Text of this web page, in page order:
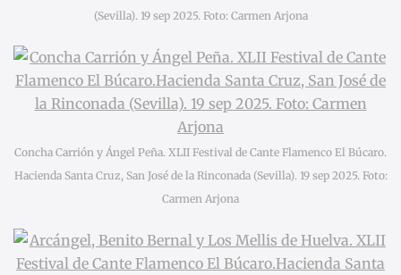
(Sevilla). 19 sep 2025. Foto: Carmen Arjona
Concha Carrión y Ángel Peña. XLII Festival de Cante Flamenco El Búcaro.
Hacienda Santa Cruz, San José de la Rinconada (Sevilla). 19 sep 2025. Foto:
Carmen Arjona